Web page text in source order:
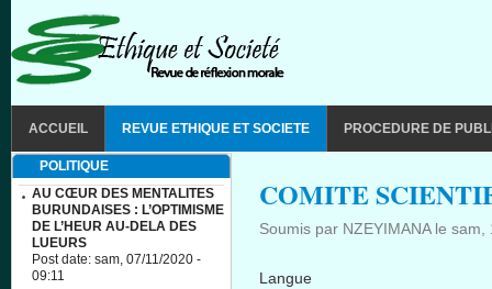
ACCUEIL REVUE ETHIQUE ET SOCIETE PROCEDURE DE
COMITE
Soumis par NZEYIMANAle sam,
Langue
POLITIQUE
AU CŒUR DES MENTALITES
BURUNDAISES : L’OPTIMISME
DE L’HEUR AU-DELA DES
LUEURS
Post date: sam, 07/11/2020 -
09:11